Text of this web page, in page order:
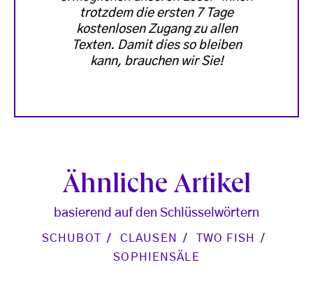
trotzdem die ersten 7 Tage
kostenlosen Zugang zu allen
Texten. Damit dies so bleiben
kann, brauchen wir Sie!
Ähnliche Artikel
basierend auf den Schlüsselwörtern
SCHUBOT CLAUSEN
TWO FISH
SOPHIENSÄLE